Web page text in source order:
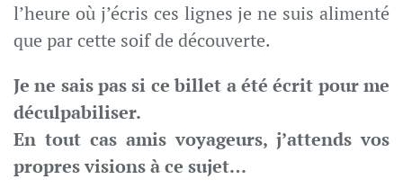
l’heure où j’écris ces lignes je ne suis alimenté
que par cette soif de découverte.
Je ne sais pas si ce billet a été écrit pour me
déculpabiliser.
En tout cas amis voyageurs, j’attends vos
propres visions à ce sujet…